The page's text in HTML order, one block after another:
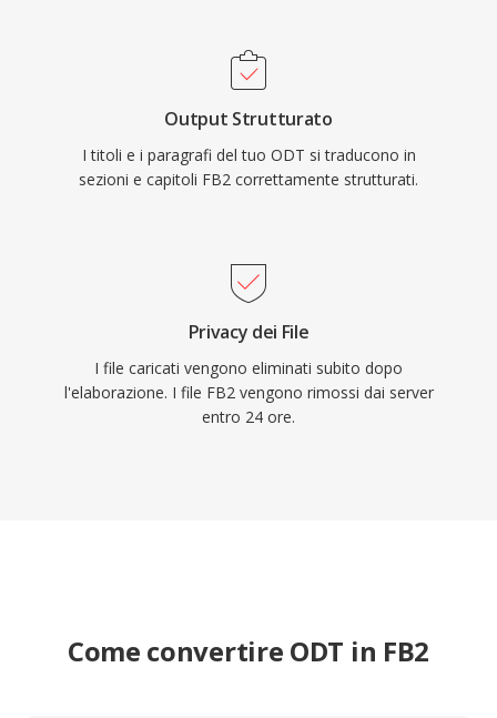
Output Strutturato
I titoli e i paragrafi del tuo ODT si traducono in
sezioni e capitoli FB2 correttamente strutturati.
Privacy dei File
I file caricati vengono eliminati subito dopo
l'elaborazione. I file FB2 vengono rimossi dai server
entro 24 ore.
Come convertire ODT in FB2